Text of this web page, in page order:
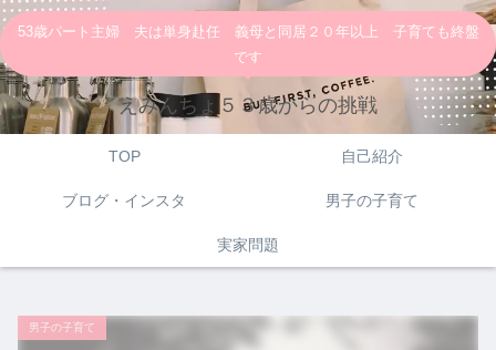
53歳パート主婦 夫は単身赴任 義母と同居２０年以上 子育ても終盤
です
えみんちょ５３歳からの挑戦
TOP 自己紹介
ブログ・インスタ 男子の子育て
実家問題
男子の子育て